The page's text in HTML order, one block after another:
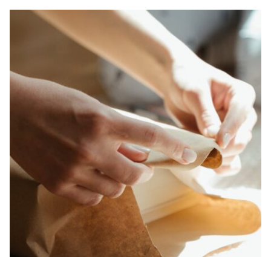
maken
vegetarische
vleesvervangers
van?